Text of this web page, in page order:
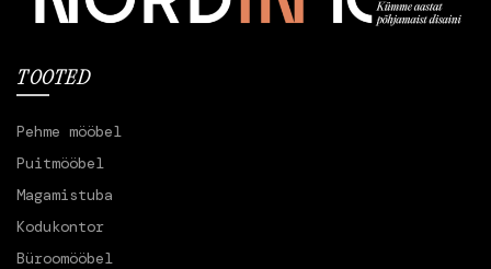
TOOTED
Pehme mööbel
Puitmööbel
Magamistuba
Kodukontor
Büroomööbel